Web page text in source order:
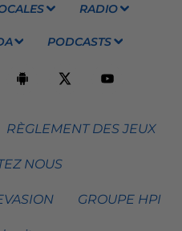
RADIO
PODCASTS
RÈGLEMENT DES JEUX
NOUS
GROUPE HPI